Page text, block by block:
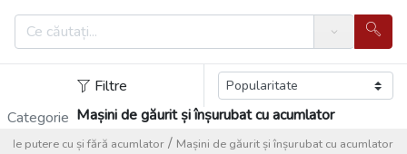
Search
Filtre
Categorie Mașini de găurit și înșurubat cu acumlator
Mașini de găurit și înșurubat cu acumlator
/
de putere cu și fără acumlator